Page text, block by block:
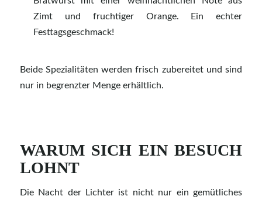
Zimt und fruchtiger Orange. Ein echter
Festtagsgeschmack!
Beide Spezialitäten werden frisch zubereitet und sind
nur in begrenzter Menge erhältlich.
WARUM SICH EIN BESUCH
LOHNT
Die Nacht der Lichter ist nicht nur ein gemütliches